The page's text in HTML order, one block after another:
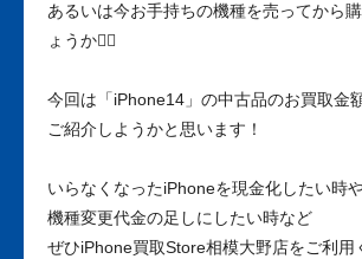
あるいは今お手持ちの機種を売ってから
ょうか💁‍♀️
今回は「iPhone14」の中古品のお買取金
ご紹介しようかと思います！
いらなくなったiPhoneを現金化したい時や
機種変更代金の足しにしたい時など
ぜひiPhone買取Store相模大野店をご利